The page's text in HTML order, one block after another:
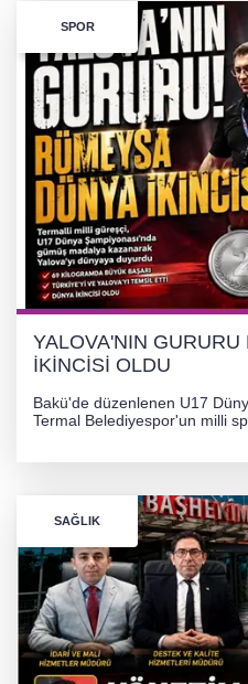
SPOR
YALOVA'NIN
İKİNCİSİ OLDU
Bakü'de düzenlenen U17
Termal Belediyespor'un milli
SAĞLIK